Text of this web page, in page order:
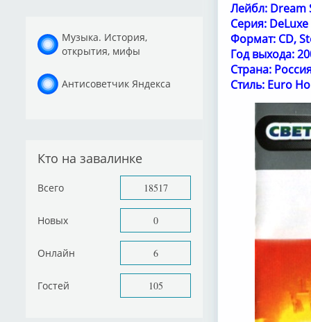
Музыка. История,
открытия, мифы
Антисоветчик Яндекса
Кто на завалинке
Всего 18517
Новых 0
Онлайн 6
Гостей 105
Лейбл: Dream
Серия:
Формат: CD,
Год выхода:
Страна:
Стиль: Euro